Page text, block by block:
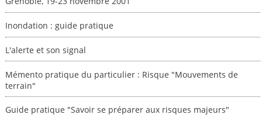
Inondation : guide pratique
L'alerte et son signal
Mémento pratique du particulier : Risque "Mouvements de
terrain"
Guide pratique "Savoir se préparer aux risques majeurs"